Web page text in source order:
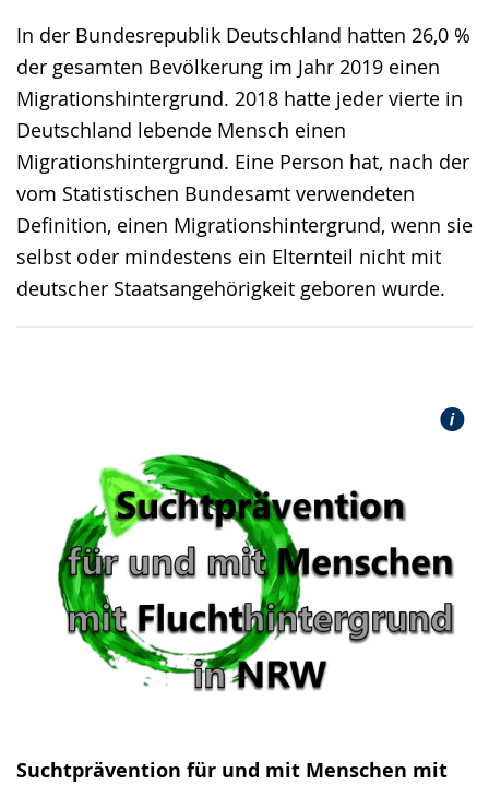
In der Bundesrepublik Deutschland hatten 26,0 %
der gesamten Bevölkerung im Jahr 2019 einen
Migrationshintergrund. 2018 hatte jeder vierte in
Deutschland lebende Mensch einen
Migrationshintergrund. Eine Person hat, nach der
vom Statistischen Bundesamt verwendeten
Definition, einen Migrationshintergrund, wenn sie
selbst oder mindestens ein Elternteil nicht mit
deutscher Staatsangehörigkeit geboren wurde.
Suchtprävention für und mit Menschen mit
Gebärdensprache
wird
angezeigt.